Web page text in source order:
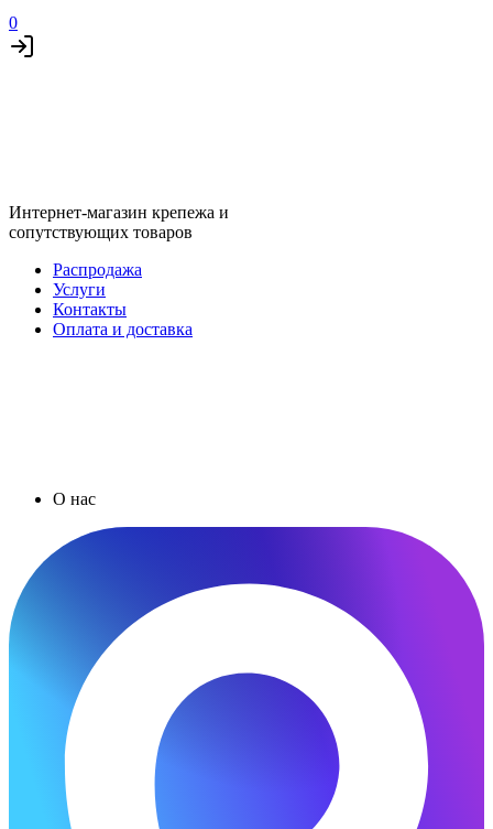
0
Интернет-магазин крепежа и
сопутствующих товаров
Распродажа
Услуги
Контакты
Оплата и доставка
О нас